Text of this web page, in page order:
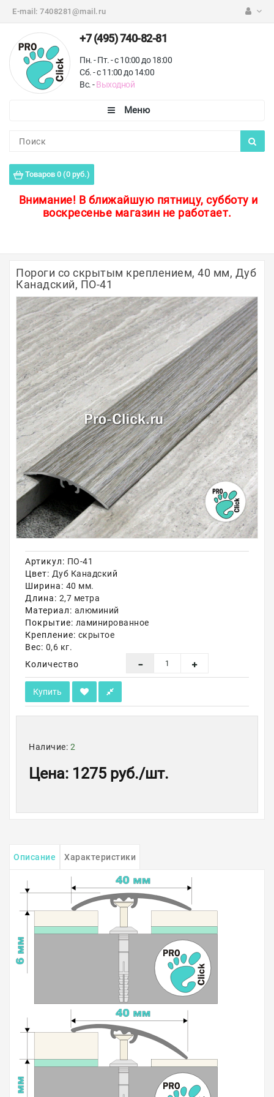
E-mail: 7408281@mail.ru
+7 (495) 740-82-81
Пн. - Пт. - с 10:00 до 18:00
Сб. - с 11:00 до 14:00
Вс. -Выходной
Товаров 0 (0 руб.)
Внимание! В ближайшую пятницу, субботу и
воскресенье магазин не работает.
Пороги для пола
Защитные уголки
Полосы из металла
Плинтуса
Профили для стекла и SPC
Обводы для труб
Алюминиевые профили
Крепёж и крепления
Садовая мебель
Оплата
Доставка
Самовывоз
Акции
Пороги со скрытым креплением, 40 мм, Дуб
Канадский, ПО-41
Артикул: ПО-41
Цвет: Дуб Канадский
Ширина: 40 мм.
Длина: 2,7 метра
Материал: алюминий
Покрытие: ламинированное
Крепление: скрытое
Вес: 0,6 кг.
Количество
Купить
Наличие: 2
Цена: 1275 руб./шт.
Описание Характеристики